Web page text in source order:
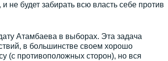
будет забирать всю власть себе против
Атамбаева в выборах. Эта задача
в большинстве своем хорошо
(с противоположных сторон), но вся